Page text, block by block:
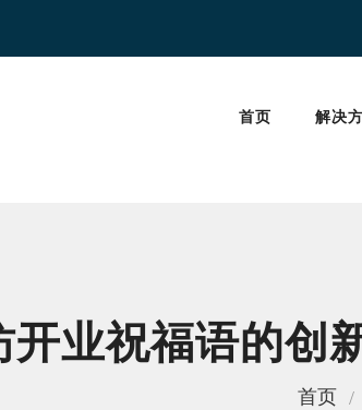
首页 解决
开业祝福语的创
首页